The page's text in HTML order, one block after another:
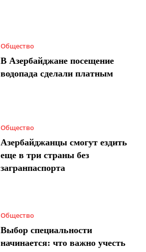
Общество
В Азербайджане посещение
водопада сделали платным
Общество
Азербайджанцы смогут ездить
еще в три страны без
загранпаспорта
Общество
Выбор специальности
начинается: что важно учесть